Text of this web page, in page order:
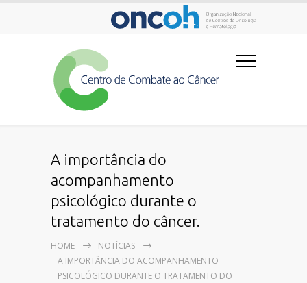
A importância do
acompanhamento
psicológico durante o
tratamento do câncer.
HOME
NOTÍCIAS
A IMPORTÂNCIA DO ACOMPANHAMENTO
PSICOLÓGICO DURANTE O TRATAMENTO DO